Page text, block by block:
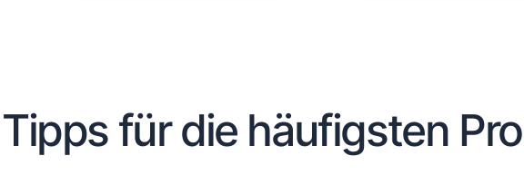
Tipps für die häufigsten